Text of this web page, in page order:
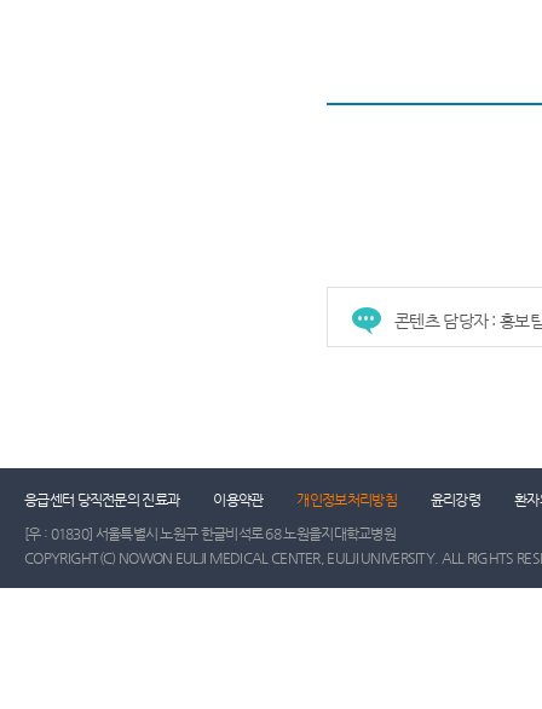
콘텐츠 담당자 : 홍보
응급센터 당직전문의 진료과 이용약관 개인정보처리방침 윤리강령
환자
[우 : 01830] 서울특별시 노원구 한글비석로 68 노원을지대학교병원
COPYRIGHT(C) NOWON EULJI MEDICAL CENTER, EULJI UNIVERSITY. ALL RIGHTS